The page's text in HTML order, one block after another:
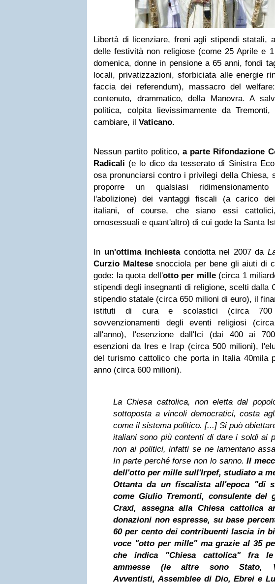
Libertà di licenziare, freni agli stipendi statali,
delle festività non religiose (come 25 Aprile e
domenica, donne in pensione a 65 anni, fondi
locali, privatizzazioni, sforbiciata alle energie
faccia dei referendum), massacro del
contenuto, drammatico, della Manovra. A
politica, colpita lievissimamente da
cambiare, il Vaticano.
Nessun partito politico, a parte Rifondazione
Radicali (e lo dico da tesserato di Sinistra
osa pronunciarsi contro i privilegi della Chiesa,
proporre un qualsiasi ridimensionamento
l'abolizione) dei vantaggi fiscali (a carico
italiani, of course, che siano essi
omosessuali e quant'altro) di cui gode la Santa
In un'ottima inchiestacondotta nel 2007 da
Curzio Maltesesnocciola per bene gli aiuti di
gode: la quota dell'otto per mille (circa 1
stipendi degli insegnanti di religione, scelti dalla
stipendio statale (circa 650 milioni di euro), il
istituti di cura e scolastici (circa
sovvenzionamenti degli eventi religiosi
all'anno), l'esenzione dall'Ici (dai 400 ai
esenzioni da Ires e Irap (circa 500 milioni),
del turismo cattolico che porta in Italia 40mila
anno (circa 600 milioni).
La Chiesa cattolica, non eletta dal
sottoposta a vincoli democratici, costa
come il sistema politico. [...] Si può
italiani sono più contenti di dare i soldi ai
non ai politici, infatti se ne lamentano
In parte perché forse non lo sanno.Il
dell'otto per mille sull'Irpef, studiato a
Ottanta da un fiscalista all'epoca "di
come Giulio Tremonti, consulente del
Craxi, assegna alla Chiesa cattolica
donazioni non espresse, su base
60 per cento dei contribuenti lascia in
voce "otto per mille" ma grazie al 35
che indica "Chiesa cattolica" fra
ammesse (le altre sono Stato,
Avventisti, Assemblee di Dio, Ebrei e